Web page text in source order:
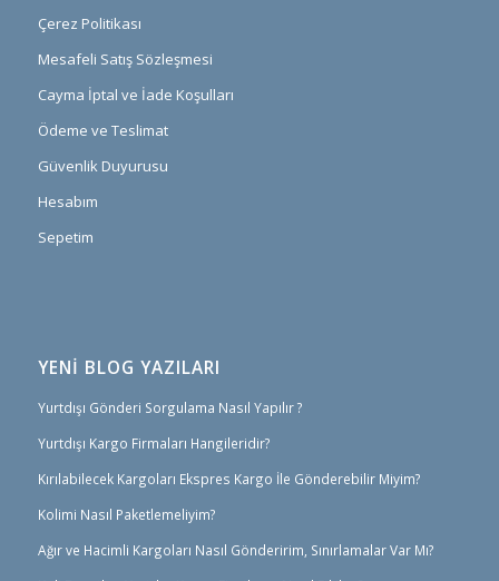
Çerez Politikası
Mesafeli Satış Sözleşmesi
Cayma İptal ve İade Koşulları
Ödeme ve Teslimat
Güvenlik Duyurusu
Hesabım
Sepetim
YENİ BLOG YAZILARI
Yurtdışı Gönderi Sorgulama Nasıl Yapılır ?
Yurtdışı Kargo Firmaları Hangileridir?
Kırılabilecek Kargoları Ekspres Kargo İle Gönderebilir Miyim?
Kolimi Nasıl Paketlemeliyim?
Ağır ve Hacimli Kargoları Nasıl Gönderirim, Sınırlamalar Var Mı?